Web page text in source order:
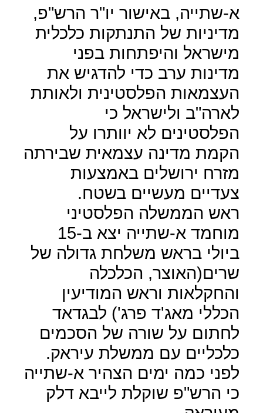
א-שתייה, באישור יו"ר הרש"פ,
מדיניות של התנתקות כלכלית
מישראל והיפתחות בפני
מדינות ערב כדי להדגיש את
העצמאות הפלסטינית ולאותת
לארה"ב ולישראל כי
הפלסטינים לא יוותרו על
הקמת מדינה עצמאית שבירתה
מזרח ירושלים באמצעות
צעדיים מעשיים בשטח.
ראש הממשלה הפלסטיני
מוחמד א-שתייה יצא ב-15
ביולי בראש משלחת גדולה של
שרים(האוצר, הכלכלה
והחקלאות וראש המודיעין
הכללי מאג'ד פרג') לבגדאד
לחתום על שורה של הסכמים
כלכליים עם ממשלת עיראק.
לפני כמה ימים הצהיר א-שתייה
כי הרש"פ שוקלת לייבא דלק